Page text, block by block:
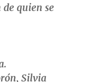
quien se
Silvia